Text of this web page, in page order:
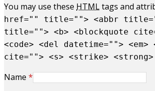
You may use these HTMLtags and
href="" title=""> <abbr
title=""> <b> <blockquote
<code> <del datetime=""> <em>
cite=""> <s> <strike> <strong>
Name *